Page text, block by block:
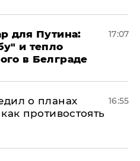
для Путина:
и тепло
в Белграде
17:07
о планах
противостоять
16:55